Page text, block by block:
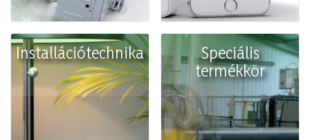
Installációtechnika
Speciális
termékkör